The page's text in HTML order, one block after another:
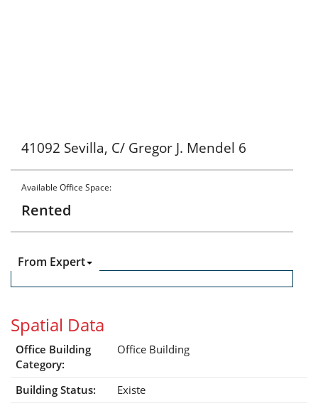
41092 Sevilla, C/ Gregor J. Mendel 6
Available Office Space:
Rented
From Expert
Spatial Data
Office Building
Category:
Office Building
Building Status:
Existe